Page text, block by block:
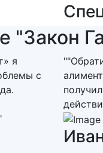
"Закон
я
с